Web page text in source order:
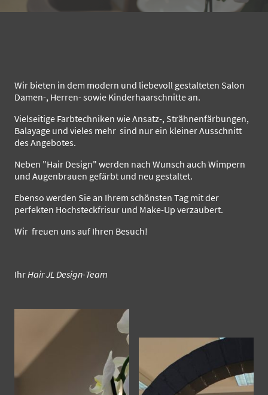
Wir bieten in dem modern und liebevoll gestalteten Salon
Damen-, Herren- sowie Kinderhaarschnitte an.
Vielseitige Farbtechniken wie Ansatz-, Strähnenfärbungen,
Balayage und vieles mehr sind nur ein kleiner Ausschnitt
des Angebotes.
Neben "Hair Design" werden nach Wunsch auch Wimpern
und Augenbrauen gefärbt und neu gestaltet.
Ebenso werden Sie an Ihrem schönsten Tag mit der
perfekten Hochsteckfrisur und Make-Up verzaubert.
Wir freuen uns auf Ihren Besuch!
IhrHair JL Design-Team